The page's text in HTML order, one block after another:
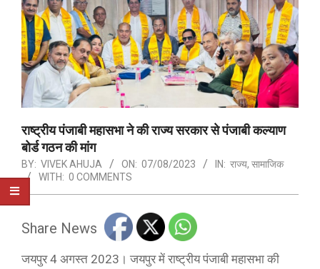
राष्ट्रीय पंजाबी महासभा ने की राज्य सरकार से पंजाबी कल्याण
बोर्ड गठन की मांग
BY: VIVEK AHUJA ON: 07/08/2023 IN: राज्य, सामाजिक
WITH: 0 COMMENTS
Share News
जयपुर 4 अगस्त 2023। जयपुर में राष्ट्रीय पंजाबी महासभा की